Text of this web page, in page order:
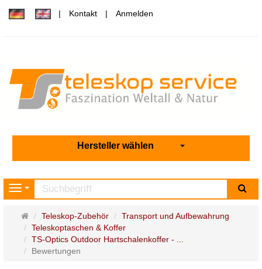
Kontakt Anmelden
Hersteller wählen
Navigation
Startseite
Teleskop-Zubehör
Transport und Aufbewahrung
Teleskoptaschen & Koffer
TS-Optics Outdoor Hartschalenkoffer - ...
Bewertungen